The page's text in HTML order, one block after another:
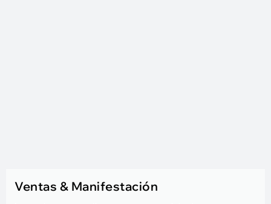
Ventas & Manifestación